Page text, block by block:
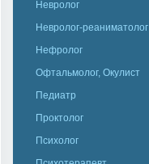
Невролог
Невролог-реаниматолог
Нефролог
Офтальмолог, Окулист
Педиатр
Проктолог
Психолог